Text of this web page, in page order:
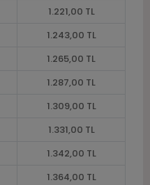
1.221,00 TL
1.243,00 TL
1.265,00 TL
1.287,00 TL
1.309,00 TL
1.331,00 TL
1.342,00 TL
1.364,00 TL